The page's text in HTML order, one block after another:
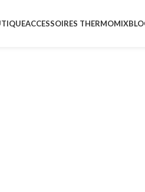
ACCESSOIRES THERMOMIX